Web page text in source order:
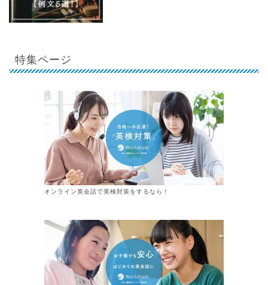
特集ページ
オンライン英会話で英検対策をするなら！